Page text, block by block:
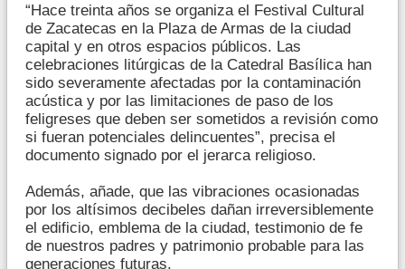
“Hace treinta años se organiza el Festival Cultural
de Zacatecas en la Plaza de Armas de la ciudad
capital y en otros espacios públicos. Las
celebraciones litúrgicas de la Catedral Basílica han
sido severamente afectadas por la contaminación
acústica y por las limitaciones de paso de los
feligreses que deben ser sometidos a revisión como
si fueran potenciales delincuentes”, precisa el
documento signado por el jerarca religioso.
Además, añade, que las vibraciones ocasionadas
por los altísimos decibeles dañan irreversiblemente
el edificio, emblema de la ciudad, testimonio de fe
de nuestros padres y patrimonio probable para las
generaciones futuras.